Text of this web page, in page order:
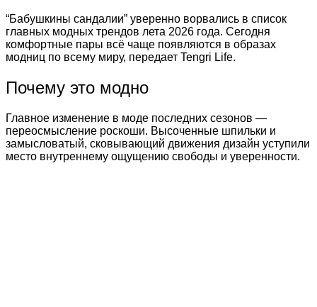
“Бабушкины сандалии” уверенно ворвались в список
главных модных трендов лета 2026 года. Сегодня
комфортные пары всё чаще появляются в образах
модниц по всему миру, передает Tengri Life.
Почему это модно
Главное изменение в моде последних сезонов —
переосмысление роскоши. Высоченные шпильки и
замысловатый, сковывающий движения дизайн уступили
место внутреннему ощущению свободы и уверенности.